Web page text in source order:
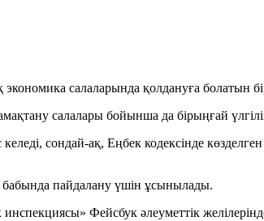
салаларында қолдануға болатын
салалары бойынша да бірыңғай
сондай-ақ, Еңбек кодексінде
бабында пайдалану үшін ұсынылады.
Фейсбук әлеуметтік